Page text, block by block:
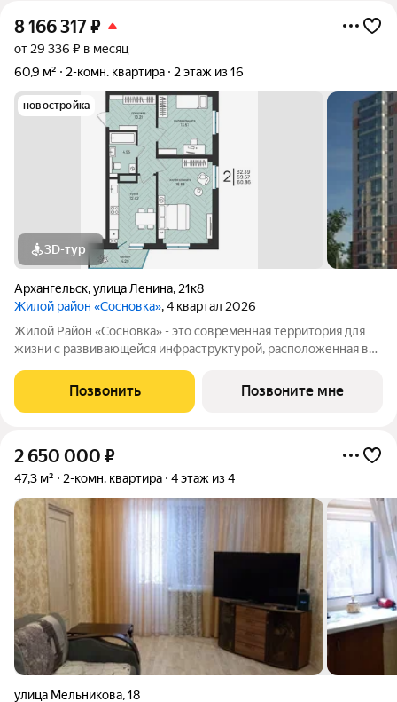
8 166 317₽
от 29 336 ₽ в месяц
60,9 м²
2-комн. квартира 2 этаж из 16
новостройка
3D-тур
Архангельск,улица Ленина, 21к8
Жилой район «Сосновка», 4 квартал 2026
Жилой Район «Сосновка» - это современная территория для
жизни с развивающейся инфраструктурой, расположенная в
район состоит из 13-ти разновысотных жилых комплексов. На
его территории будут
Позвонить Позвоните мне
2 650 000 ₽
47,3 м² 2-комн. квартира 4 этаж из 4
улица Мельникова,18